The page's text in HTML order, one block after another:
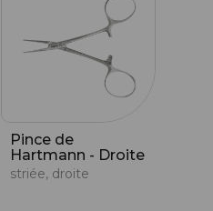
Pince de
Hartmann - Droite
striée, droite